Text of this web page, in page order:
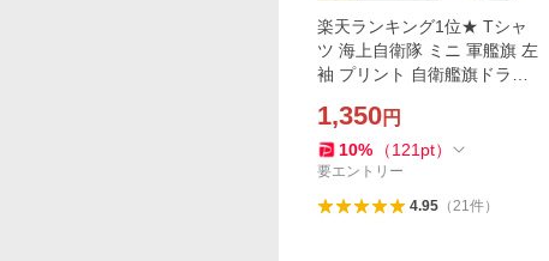
楽天ランキング1位★ Tシャ
ツ 海上自衛隊 ミニ 軍艦旗 左
袖 プリント 自衛艦旗ドライ
ト メンズ S M L LL 3L 4L
1,350円
10% （121 pt）
要エントリー
4.95（21件）